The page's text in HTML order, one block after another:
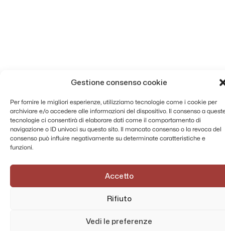
Gestione consenso cookie
Per fornire le migliori esperienze, utilizziamo tecnologie come i cookie per
archiviare e/o accedere alle informazioni del dispositivo. Il consenso a
tecnologie ci consentirà di elaborare dati come il comportamento di
navigazione o ID univoci su questo sito. Il mancato consenso o la revoca del
consenso può influire negativamente su determinate caratteristiche e
funzioni.
Accetto
Rifiuto
Vedi le preferenze